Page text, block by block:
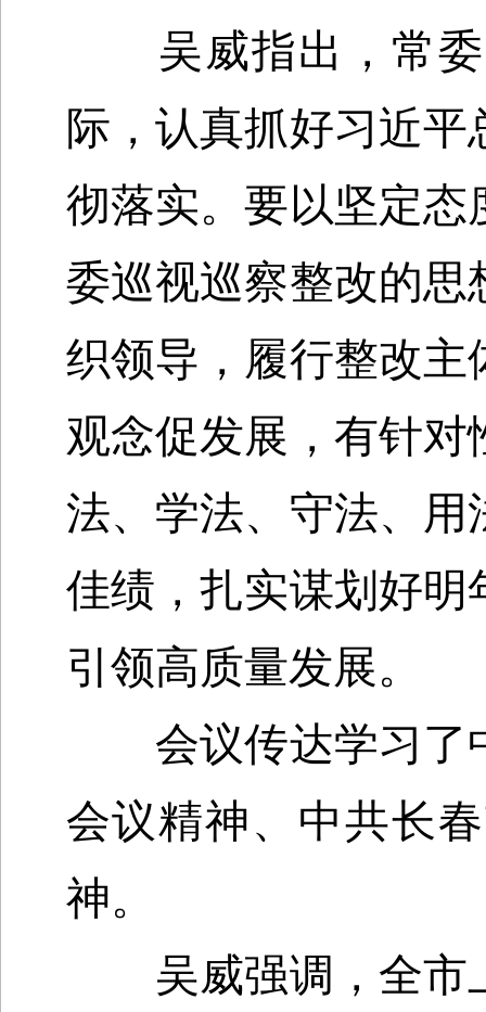
吴威指出，常委
际，认真抓好习近
彻落实。要以坚定
委巡视巡察整改的
织领导，履行整改
观念促发展，有针
法、学法、守法、
佳绩，扎实谋划好
引领高质量发展。
会议传达学习了
会议精神、中共长
神。
吴威强调，全市